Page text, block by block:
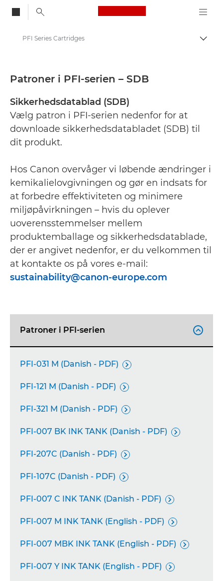
Canon Logo, back
Skift
Sikkerhedsdatablade
PFI Series Cartridges
Patroner i PFI-serien – SDB
Sikkerhedsdatablad (SDB)
Vælg patron i PFI-serien nedenfor for at
downloade sikkerhedsdatabladet (SDB) til
dit produkt.
Hos Canon overvåger vi løbende ændringer i
kemikalielovgivningen og gør en indsats for
at forbedre effektiviteten og minimere
miljøpåvirkningen – hvis du oplever
uoverensstemmelser mellem
produktemballage og sikkerhedsdatablade,
der er angivet nedenfor, er du velkommen til
at kontakte os på vores e-mail:
sustainability@canon-europe.com
Patroner i PFI-serien 
PFI-031 M (Danish - PDF) 
PFI-121 M (Danish - PDF) 
PFI-321 M (Danish - PDF) 
PFI-007 BK INK TANK (Danish - PDF) 
PFI-207C (Danish - PDF) 
PFI-107C (Danish - PDF) 
PFI-007 C INK TANK (Danish - PDF) 
PFI-007 M INK TANK (English - PDF) 
PFI-007 MBK INK TANK (English - PDF) 
PFI-007 Y INK TANK (English - PDF) 